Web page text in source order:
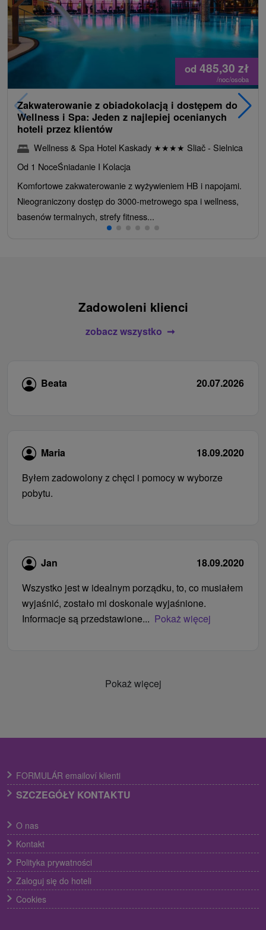
od 485,30 zł
/noc/osoba
Zakwaterowanie z obiadokolacją i dostępem do
Wellness i Spa: Jeden z najlepiej ocenianych
hoteli przez klientów
Wellness & Spa Hotel Kaskady ★★★★ Sliač - Sielnica
Od 1 NoceŚniadanie I Kolacja
Komfortowe zakwaterowanie z wyżywieniem HB i napojami.
Nieograniczony dostęp do 3000-metrowego spa i wellness,
basenów termalnych, strefy fitness...
Zadowoleni klienci
zobacz wszystko
Beata 20.07.2026
Maria
18.09.2020
Byłem zadowolony z chęci i pomocy w wyborze
pobytu.
Jan
18.09.2020
Wszystko jest w idealnym porządku, to, co musiałem
wyjaśnić, zostało mi doskonale wyjaśnione.
Informacje są przedstawione... Pokaż więcej
Pokaż więcej
FORMULÁR emailoví klienti
SZCZEGÓŁY KONTAKTU
O nas
Kontakt
Polityka prywatności
Zaloguj się do hoteli
Cookies